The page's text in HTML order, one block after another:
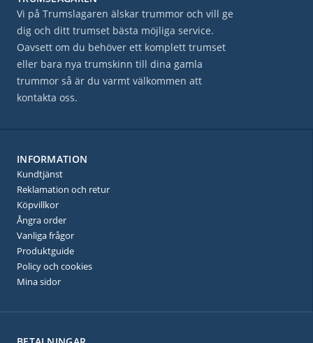
Vi på Trumslagaren älskar trummor och vill ge
dig och ditt trumset bästa möjliga service.
Oavsett om du behöver ett komplett trumset
eller bara nya trumskinn till dina gamla
trummor så är du varmt välkommen att
kontakta oss.
INFORMATION
Kundtjänst
Reklamation och retur
Köpvillkor
Ångra order
Vanliga frågor
Produktguide
Policy och cookies
Mina sidor